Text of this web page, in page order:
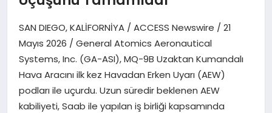
YAŞAM
SAN DIEGO, KALİFORNİYA / ACCESS Newswire / 21
Mayıs 2026 / General Atomics Aeronautical
Systems, Inc. (GA-ASI), MQ-9B Uzaktan Kumandalı
Hava Aracını ilk kez Havadan Erken Uyarı (AEW)
podları ile uçurdu. Uzun süredir beklenen AEW
kabiliyeti, Saab ile yapılan iş birliği kapsamında